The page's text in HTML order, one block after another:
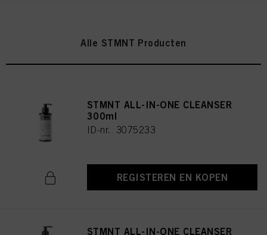
Alle STMNT Producten
STMNT ALL-IN-ONE CLEANSER
300ml
ID-nr. 3075233
REGISTEREN EN KOPEN
STMNT ALL-IN-ONE CLEANSER